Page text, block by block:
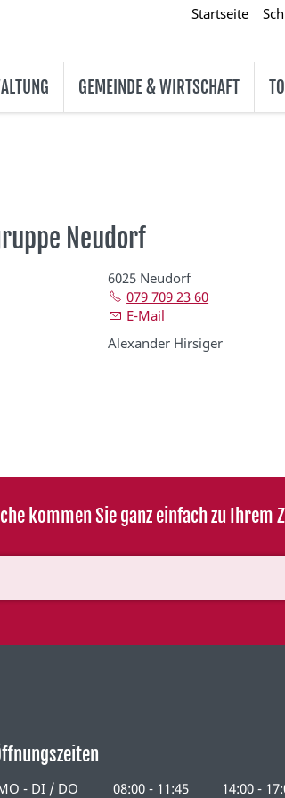
Startseite
GEMEINDE & WIRTSCHAFT
Neudorf
6025 Neudorf
079 709 23 60
E-Mail
Alexander Hirsiger
kommen Sie ganz einfach zu Ihrem
- DI / DO 08:00 - 11:45 14:00 -